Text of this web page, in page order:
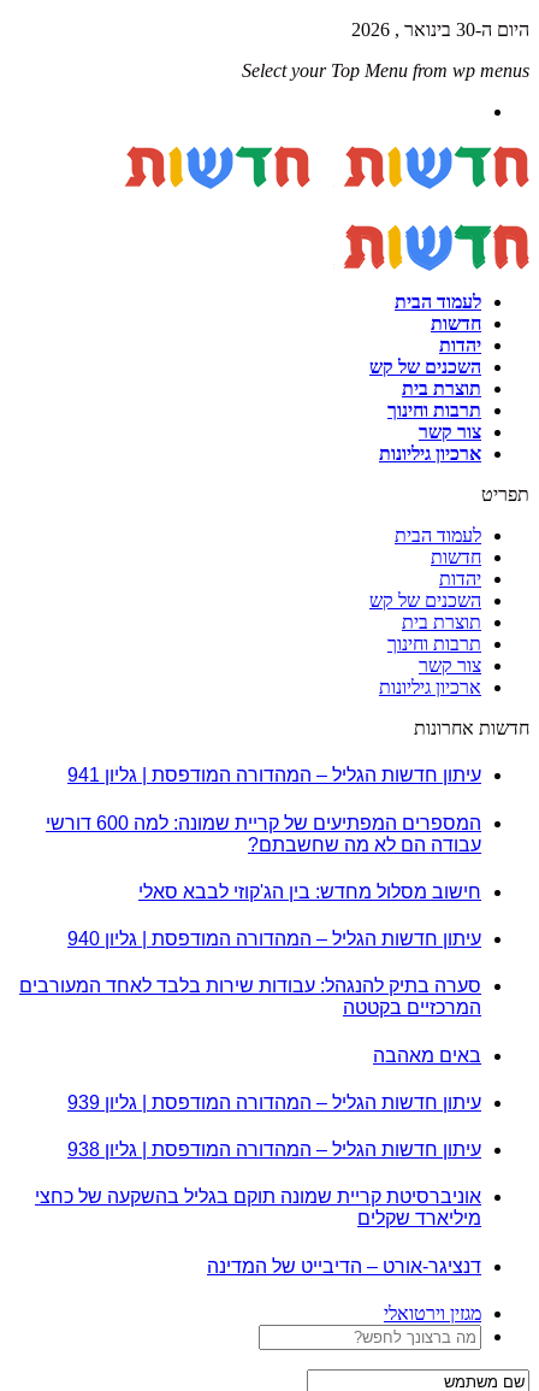
היום ה-30 בינואר , 2026
Select your Top Menu from wp menus
לעמוד הבית
חדשות
יהדות
השכנים של קש
תוצרת בית
תרבות וחינוך
צור קשר
ארכיון גיליונות
תפריט
לעמוד הבית
חדשות
יהדות
השכנים של קש
תוצרת בית
תרבות וחינוך
צור קשר
ארכיון גיליונות
חדשות אחרונות
עיתון חדשות הגליל – המהדורה המודפסת | גליון 941
המספרים המפתיעים של קריית שמונה: למה 600 דורשי
עבודה הם לא מה שחשבתם?
חישוב מסלול מחדש: בין הג'קוזי לבבא סאלי
עיתון חדשות הגליל – המהדורה המודפסת | גליון 940
סערה בתיק להנגהל: עבודות שירות בלבד לאחד המעורבים
המרכזיים בקטטה
באים מאהבה
עיתון חדשות הגליל – המהדורה המודפסת | גליון 939
עיתון חדשות הגליל – המהדורה המודפסת | גליון 938
אוניברסיטת קריית שמונה תוקם בגליל בהשקעה של כחצי
מיליארד שקלים
דנציגר-אורט – הדיבייט של המדינה
מגזין וירטואלי